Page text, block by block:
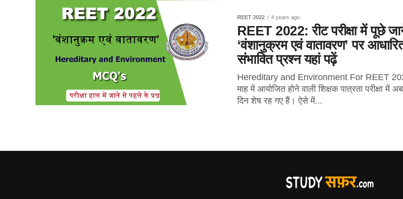
REET 2022 4 years ago
REET 2022: रीट परीक्षा में पूछे
‘वंशानुक्रम एवं वातावरण’ पर
संभावित प्रश्न यहां पढ़ें
Hereditary and Environment For REET
माह में आयोजित होने वाली शिक्षक पात्रता परीक्षा में
दिन शेष रह गए हैं। ऐसे में...